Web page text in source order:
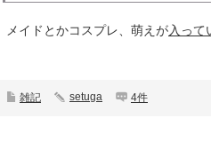
メイドとかコスプレ、萌えが入って
雑記 setuga 4件